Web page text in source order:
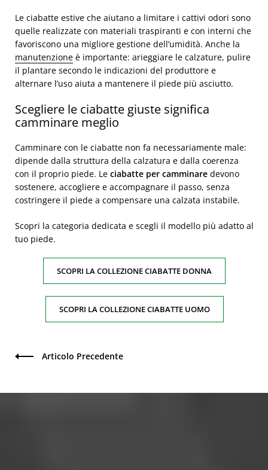
Le ciabatte estive che aiutano a limitare i cattivi odori sono
quelle realizzate con materiali traspiranti e con interni che
favoriscono una migliore gestione dell’umidità. Anche la
manutenzione è importante: arieggiare le calzature, pulire
il plantare secondo le indicazioni del produttore e
alternare l’uso aiuta a mantenere il piede più asciutto.
Scegliere le ciabatte giuste significa
camminare meglio
Camminare con le ciabatte non fa necessariamente male:
dipende dalla struttura della calzatura e dalla coerenza
con il proprio piede. Le ciabatte per camminare devono
sostenere, accogliere e accompagnare il passo, senza
costringere il piede a compensare una calzata instabile.
Scopri la categoria dedicata e scegli il modello più adatto al
tuo piede.
SCOPRI LA COLLEZIONE CIABATTE DONNA
SCOPRI LA COLLEZIONE CIABATTE UOMO
Articolo Precedente